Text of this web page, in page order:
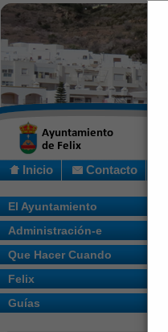
Inicio Contacto
El Ayuntamiento
Administración-e
Que Hacer Cuando
Felix
Guías